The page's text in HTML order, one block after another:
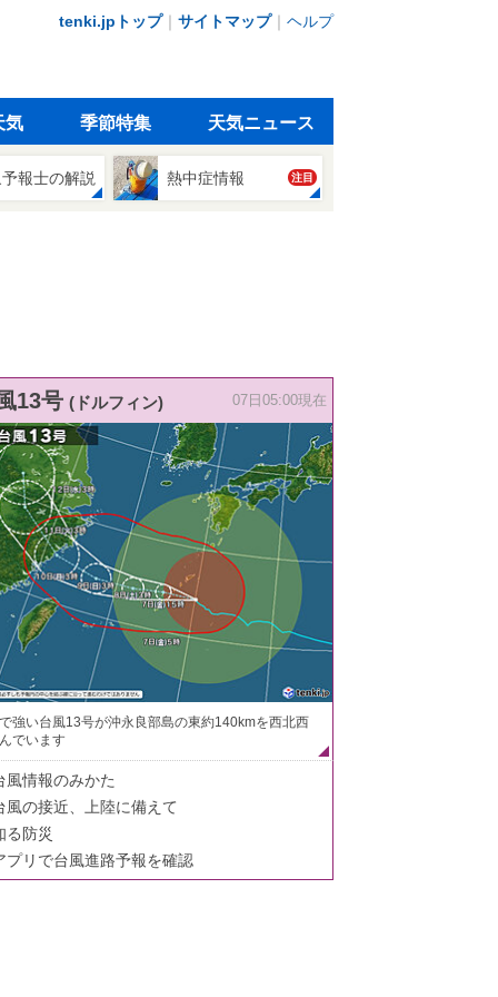
tenki.jpトップ｜ サイトマップ｜ ヘルプ
気 季節特集 天気ニュース
報士の解説 熱中症情報 注目
13号 (ドルフィン) 07日05:00現在
強い台風13号が沖永良部島の東約140kmを西北西
でいます
風情報のみかた
風の接近、上陸に備えて
る防災
プリで台風進路予報を確認